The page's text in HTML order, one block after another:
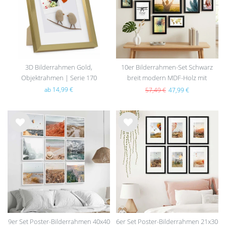
3D Bilderrahmen Gold,
Objektrahmen | Serie 170
ab 14,99 €
e
10er Bilderrahmen-Set Schwarz
breit modern MDF-Holz mit
Acrylglas
57,49 € 47,99 €
Wu
nsc
hlist
e
9er Set Poster-Bilderrahmen 40x40
Wu
nsc
hlist
e
6er Set Poster-Bilderrahmen 21x30